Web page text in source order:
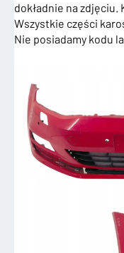
dokładnie na zdjęciu.
Wszystkie części
Nie posiadamy kodu